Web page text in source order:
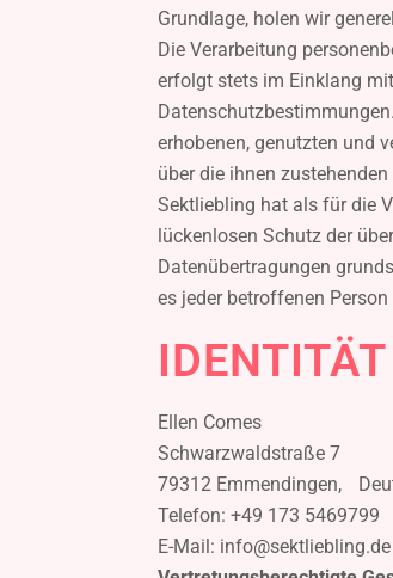
Grundlage, holen wir
Die Verarbeitung
erfolgt stets im Einklang
erhobenen, genutzten und
über die ihnen
Sektliebling hat als für die
lückenlosen Schutz der
Datenübertragungen
es jeder betroffenen
Ellen Comes
Schwarzwaldstraße 7
79312 Emmendingen,
Telefon: +49 173 5469799
E-Mail: info@sektliebling.de